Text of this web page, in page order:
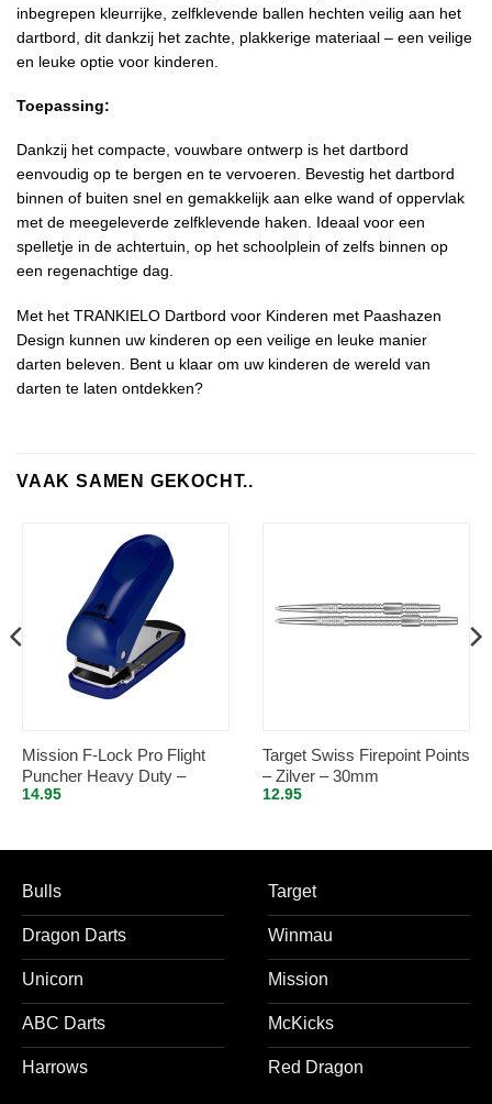
inbegrepen kleurrijke, zelfklevende ballen hechten veilig aan het
dartbord, dit dankzij het zachte, plakkerige materiaal – een veilige
en leuke optie voor kinderen.
Toepassing:
Dankzij het compacte, vouwbare ontwerp is het dartbord
eenvoudig op te bergen en te vervoeren. Bevestig het dartbord
binnen of buiten snel en gemakkelijk aan elke wand of oppervlak
met de meegeleverde zelfklevende haken. Ideaal voor een
spelletje in de achtertuin, op het schoolplein of zelfs binnen op
een regenachtige dag.
Met het TRANKIELO Dartbord voor Kinderen met Paashazen
Design kunnen uw kinderen op een veilige en leuke manier
darten beleven. Bent u klaar om uw kinderen de wereld van
darten te laten ontdekken?
VAAK SAMEN GEKOCHT..
Mission F-Lock Pro Flight
Puncher Heavy Duty –
Blauw
14.95
Target Swiss Firepoint Points
– Zilver – 30mm
12.95
Bulls
Dragon Darts
Unicorn
ABC Darts
Harrows
Target
Winmau
Mission
McKicks
Red Dragon